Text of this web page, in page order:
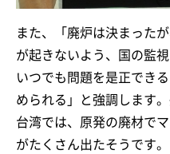
また、「廃炉は決まった
が起きないよう、国の監
いつでも問題を是正でき
められる」と強調します
台湾では、原発の廃材で
がたくさん出たそうです